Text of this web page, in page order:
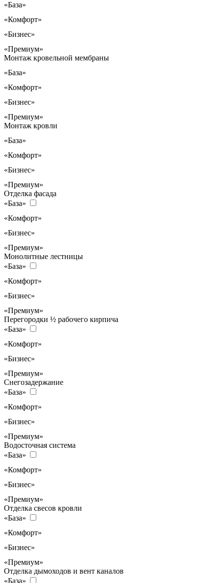
«База»
«Комфорт»
«Бизнес»
«Премиум»
Монтаж кровельной мембраны
«База»
«Комфорт»
«Бизнес»
«Премиум»
Монтаж кровли
«База»
«Комфорт»
«Бизнес»
«Премиум»
Отделка фасада
«База»
«Комфорт»
«Бизнес»
«Премиум»
Монолитные лестницы
«База»
«Комфорт»
«Бизнес»
«Премиум»
Перегородки ½ рабочего кирпича
«База»
«Комфорт»
«Бизнес»
«Премиум»
Снегозадержание
«База»
«Комфорт»
«Бизнес»
«Премиум»
Водосточная система
«База»
«Комфорт»
«Бизнес»
«Премиум»
Отделка свесов кровли
«База»
«Комфорт»
«Бизнес»
«Премиум»
Отделка дымоходов и вент каналов
«База»